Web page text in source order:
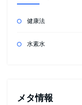
健康法
水素水
メタ情報